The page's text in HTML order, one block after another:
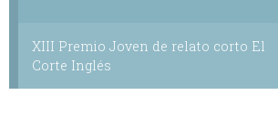
XIII Premio Joven de relato corto El
Corte Inglés